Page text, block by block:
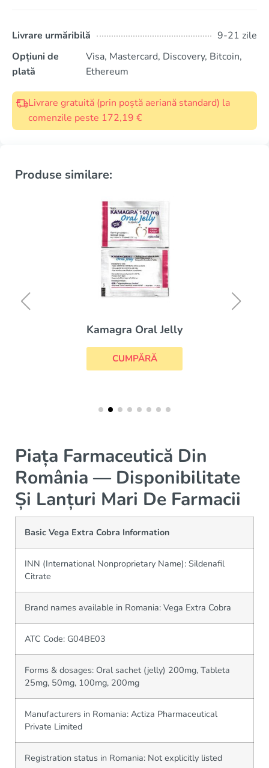
Livrare urmăribilă
9-21 zile
Opțiuni de
plată
Visa, Mastercard, Discovery, Bitcoin,
Ethereum
Livrare gratuită (prin poștă aeriană standard) la
comenzile peste 172,19 €
Produse similare:
Kamagra Oral Jelly
CUMPĂRĂ
Piața Farmaceutică Din
România — Disponibilitate
Și Lanțuri Mari De Farmacii
Basic Vega Extra Cobra Information
INN (International Nonproprietary Name): Sildenafil
Citrate
Brand names available in Romania: Vega Extra Cobra
ATC Code: G04BE03
Forms & dosages: Oral sachet (jelly) 200mg, Tableta
25mg, 50mg, 100mg, 200mg
Manufacturers in Romania: Actiza Pharmaceutical
Private Limited
Registration status in Romania: Not explicitly listed